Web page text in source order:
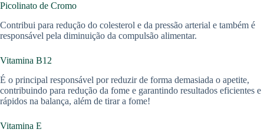
Picolinato de Cromo
Contribui para redução do colesterol e da pressão arterial e também é
responsável pela diminuição da compulsão alimentar.
Vitamina B12
É o principal responsável por reduzir de forma demasiada o apetite,
contribuindo para redução da fome e garantindo resultados eficientes e
rápidos na balança, além de tirar a fome!
Vitamina E